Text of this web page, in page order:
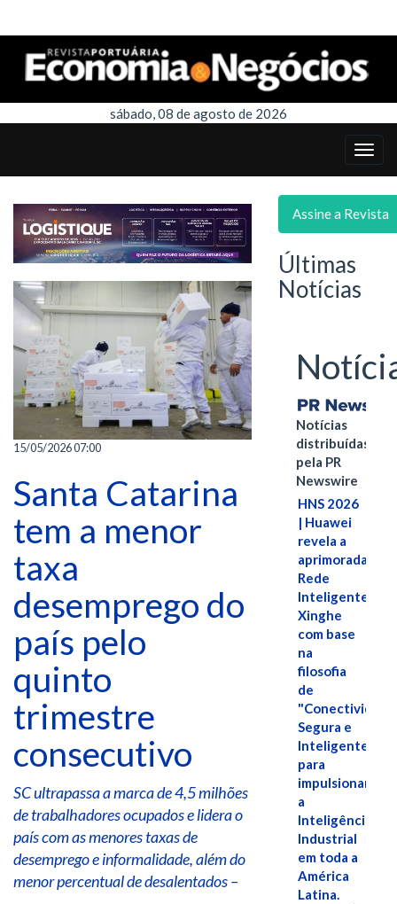
sábado, 08 de agosto de 2026
15/05/2026 07:00
Santa Catarina
tem a menor
taxa
desemprego do
país pelo
quinto
trimestre
consecutivo
SC ultrapassa a marca de 4,5 milhões
de trabalhadores ocupados e lidera o
país com as menores taxas de
desemprego e informalidade, além do
menor percentual de desalentados –
Assine a Revista
Últimas
Notícias
Notícias
distribuídas
pela PR
Newswire
HNS 2026
| Huawei
revela a
aprimorada
Rede
Inteligente
Xinghe
com base
na
filosofia
de
"Conectividade
Segura e
Inteligente"
para
impulsionar
a
Inteligência
Industrial
em toda a
América
Latina.